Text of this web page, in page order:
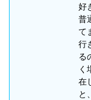
好
普
て
行
る
く
在
と